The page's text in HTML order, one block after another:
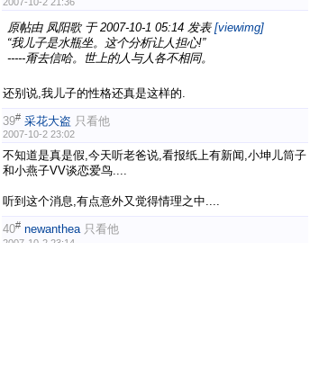
原帖由 凤阳歌于 2007-10-1 05:14 发表 [viewimg]
“我儿子是水瓶坐。这个分析让人担心!”
-----甭去信哈。世上的人与人各不相同。
还别说,我儿子的性格还真是这样的.
39# 采花大盗 只看他
2007-10-2 23:02
不知道是真是假,今天听老爸说,看报纸上有新闻,小坤儿筒子
和小燕子VV谈恋爱鸟....
听到这个消息,有点意外又觉得情理之中....
40# newanthea 只看他
2007-10-2 23:14